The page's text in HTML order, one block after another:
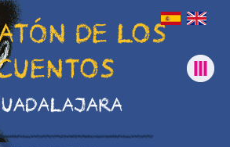
DE LOS